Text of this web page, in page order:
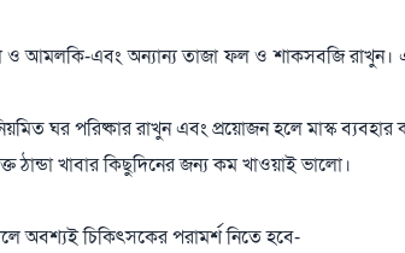
ও আমলকি-এবং অন্যান্য তাজা ফল ও শাকসবজি রাখুন।
ঘর পরিষ্কার রাখুন এবং প্রয়োজন হলে মাস্ক
ঠান্ডা খাবার কিছুদিনের জন্য কম খাওয়াই ভালো।
অবশ্যই চিকিৎসকের পরামর্শ নিতে হবে-